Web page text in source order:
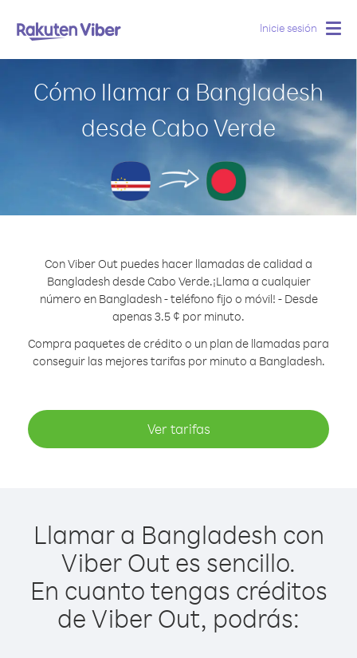
Inicie sesión
Cómo llamar a Bangladesh
desde Cabo Verde
Con Viber Out puedes hacer llamadas de calidad a
Bangladesh desde Cabo Verde.¡Llama a cualquier
número en Bangladesh - teléfono fijo o móvil! - Desde
apenas 3.5 ¢ por minuto.
Compra paquetes de crédito o un plan de llamadas para
conseguir las mejores tarifas por minuto a Bangladesh.
Ver tarifas
Llamar a Bangladesh con
Viber Out es sencillo.
En cuanto tengas créditos
de Viber Out, podrás: